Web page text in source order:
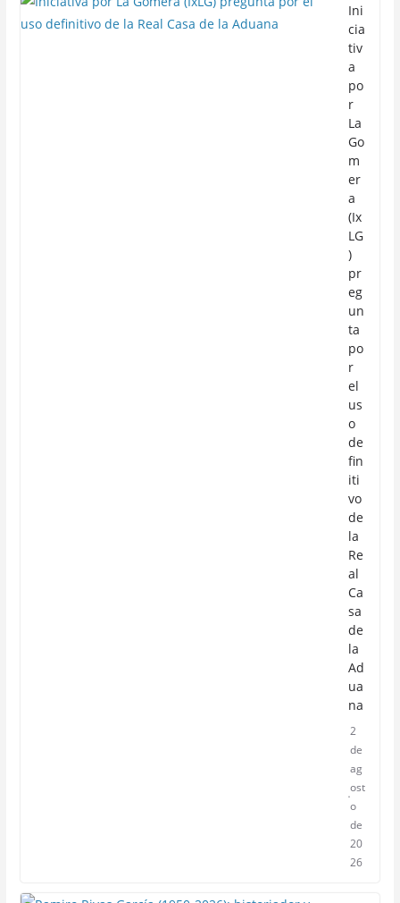
Ini
cia
tiv
a
po
r
La
Go
m
er
a
(Ix
LG
)
pr
eg
un
ta
po
r
el
us
o
de
fin
iti
vo
de
la
Re
al
Ca
sa
de
la
Ad
ua
na
2
de
ag
ost
o
de
20
26